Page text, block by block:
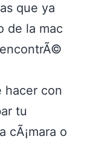
que ya
de la mac
hacer con
tu
cÃ¡mara o